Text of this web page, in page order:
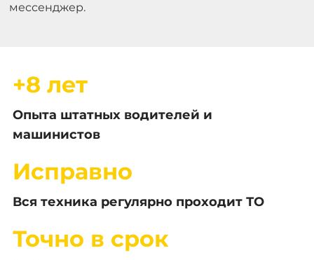
мессенджер.
+8 лет
Опыта штатных водителей и
машинистов
Исправно
Вся техника регулярно проходит ТО
Точно в срок